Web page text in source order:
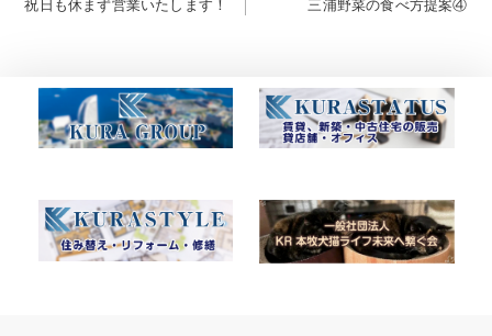
稿
ゲ
ー
シ
ン
post:
祝日も休まず営業いたします！
post:三浦野菜の食べ方提案④